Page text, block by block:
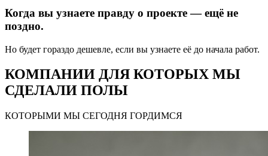
Когда вы узнаете правду о проекте — ещё не
поздно.
Но будет гораздо дешевле, если вы узнаете её до начала работ.
КОМПАНИИ ДЛЯ КОТОРЫХ МЫ
СДЕЛАЛИ ПОЛЫ
КОТОРЫМИ МЫ СЕГОДНЯ ГОРДИМСЯ